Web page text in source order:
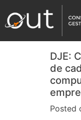
DJE:
de
Posted